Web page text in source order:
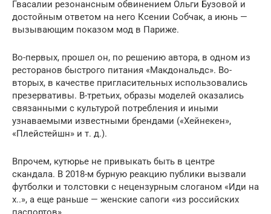
Гвасалии резонансным обвинением Ольги Бузовой и
достойным ответом на него Ксении Собчак, а июнь —
вызывающим показом мод в Париже.
Во-первых, прошел он, по решению автора, в одном из
ресторанов быстрого питания «Макдональдс». Во-
вторых, в качестве пригласительных использовались
презервативы. В-третьих, образы моделей оказались
связанными с культурой потребления и иными
узнаваемыми известными брендами («Хейнекен»,
«Плейстейшн» и т. д.).
Впрочем, кутюрье не привыкать быть в центре
скандала. В 2018-м бурную реакцию публики вызвали
футболки и толстовки с нецензурным слоганом «Иди на
х..», а еще раньше — женские сапоги «из российских